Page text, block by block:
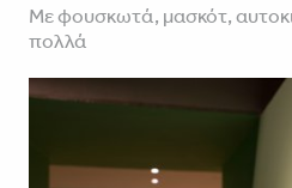
Με φουσκωτά, μασκότ,
πολλά